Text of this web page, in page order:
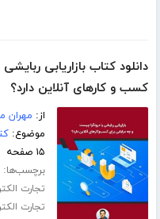
دانلود کتاب بازاریابی
کسب‌ و‌ کارهای آنلاین دارد؟
از: مهران
موضوع:
۱۵ صفحه
برچسب‌ها:
تجارت
تجارت